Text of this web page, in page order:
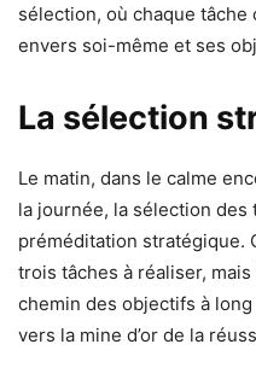
sélection, où chaque
envers soi-même et ses
La sélection
Le matin, dans le calme
la journée, la sélection des
préméditation stratégique.
trois tâches à réaliser,
chemin des objectifs à
vers la mine d’or de la